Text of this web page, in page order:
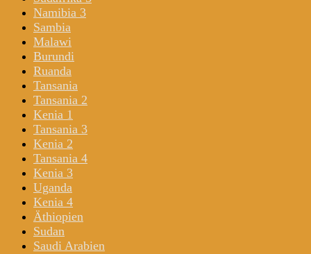
Namibia 3
Sambia
Malawi
Burundi
Ruanda
Tansania
Tansania 2
Kenia 1
Tansania 3
Kenia 2
Tansania 4
Kenia 3
Uganda
Kenia 4
Äthiopien
Sudan
Saudi Arabien